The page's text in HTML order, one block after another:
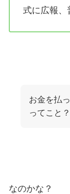
式に広報、
お金を払
ってこと？
なのかな？